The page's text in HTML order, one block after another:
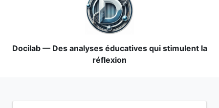
Docilab — Des analyses éducatives qui stimulent la
réflexion